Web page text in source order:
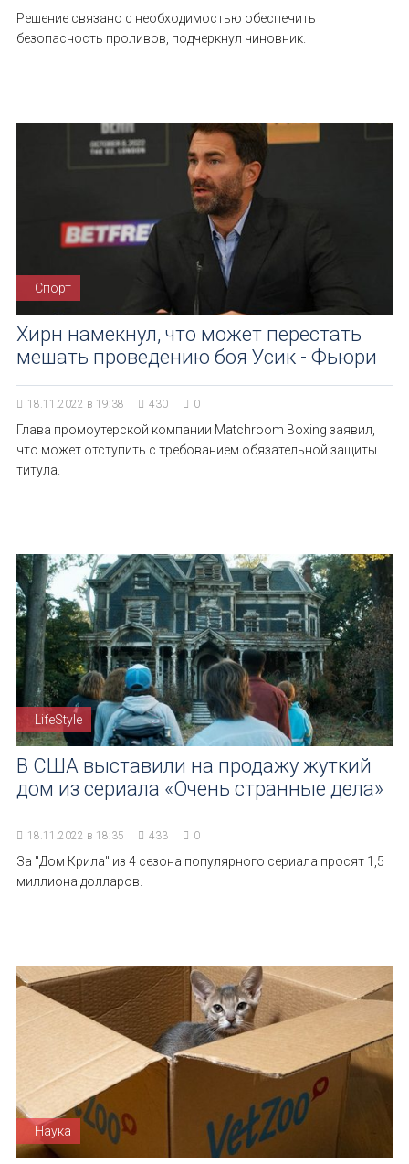
Решение связано с необходимостью обеспечить
безопасность проливов, подчеркнул чиновник.
Спорт
Хирн намекнул, что может перестать
мешать проведению боя Усик - Фьюри
18.11.2022 в 19:38 430 0
Глава промоутерской компании Matchroom Boxing заявил,
что может отступить с требованием обязательной защиты
титула.
LifeStyle
В США выставили на продажу жуткий
дом из сериала «Очень странные дела»
18.11.2022 в 18:35 433 0
За "Дом Крила" из 4 сезона популярного сериала просят 1,5
миллиона долларов.
Наука